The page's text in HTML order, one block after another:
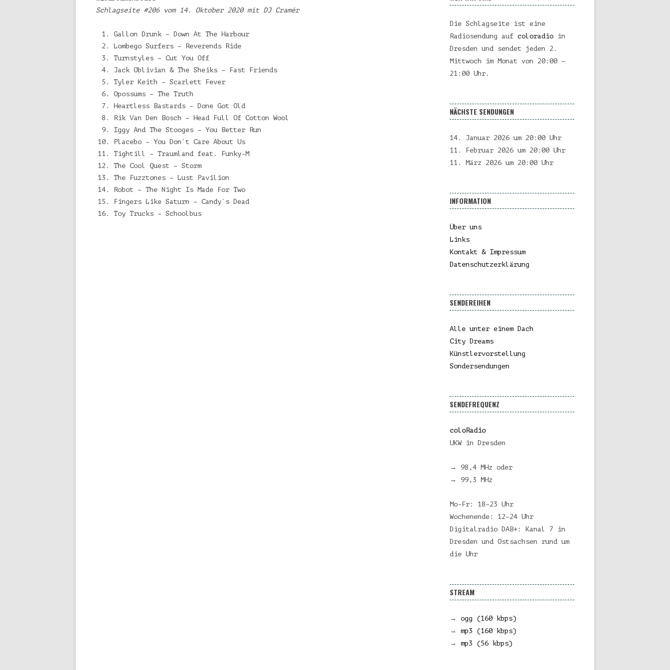
Schlagseite #206 vom 14. Oktober 2020 mit DJ Cramér
Gallon Drunk – Down At The Harbour
Lombego Surfers – Reverends Ride
Turnstyles – Cut You Off
Jack Oblivian & The Sheiks – Fast Friends
Tyler Keith – Scarlett Fever
Opossums – The Truth
Heartless Bastards – Done Got Old
Rik Van Den Bosch – Head Full Of Cotton Wool
Iggy And The Stooges – You Better Run
Placebo – You Don´t Care About Us
Tightill – Traumland feat. Funky-M
The Cool Quest – Storm
The Fuzztones – Lust Pavilion
Robot – The Night Is Made For Two
Fingers Like Saturn – Candy´s Dead
Toy Trucks – Schoolbus
Die Schlagseite ist eine
Radiosendung auf coloradio in
Dresden und sendet jeden 2.
Mittwoch im Monat von 20:00 –
21:00 Uhr.
NÄCHSTE SENDUNGEN
14. Januar 2026 um 20:00 Uhr
11. Februar 2026 um 20:00 Uhr
11. März 2026 um 20:00 Uhr
INFORMATION
Über uns
Links
Kontakt & Impressum
Datenschutzerklärung
SENDEREIHEN
Alle unter einem Dach
City Dreams
Künstlervorstellung
Sondersendungen
SENDEFREQUENZ
coloRadio
UKW in Dresden
→ 98,4 MHz oder
→ 99,3 MHz
Mo-Fr: 18–23 Uhr
Wochenende: 12–24 Uhr
Digitalradio DAB+: Kanal 7 in
Dresden und Ostsachsen rund um
die Uhr
STREAM
→ ogg (160 kbps)
→ mp3 (160 kbps)
→ mp3 (56 kbps)